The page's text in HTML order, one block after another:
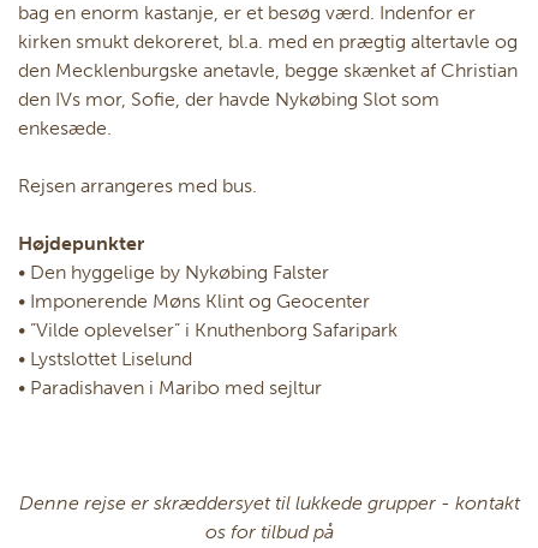
bag en enorm kastanje, er et besøg værd. Indenfor er
kirken smukt dekoreret, bl.a. med en prægtig altertavle og
den Mecklenburgske anetavle, begge skænket af Christian
den IVs mor, Sofie, der havde Nykøbing Slot som
enkesæde.
Rejsen arrangeres med bus.
Højdepunkter
• Den hyggelige by Nykøbing Falster
• Imponerende Møns Klint og Geocenter
• ”Vilde oplevelser” i Knuthenborg Safaripark
• Lystslottet Liselund
• Paradishaven i Maribo med sejltur
Denne rejse er skræddersyet til lukkede grupper - kontakt
os for tilbud på